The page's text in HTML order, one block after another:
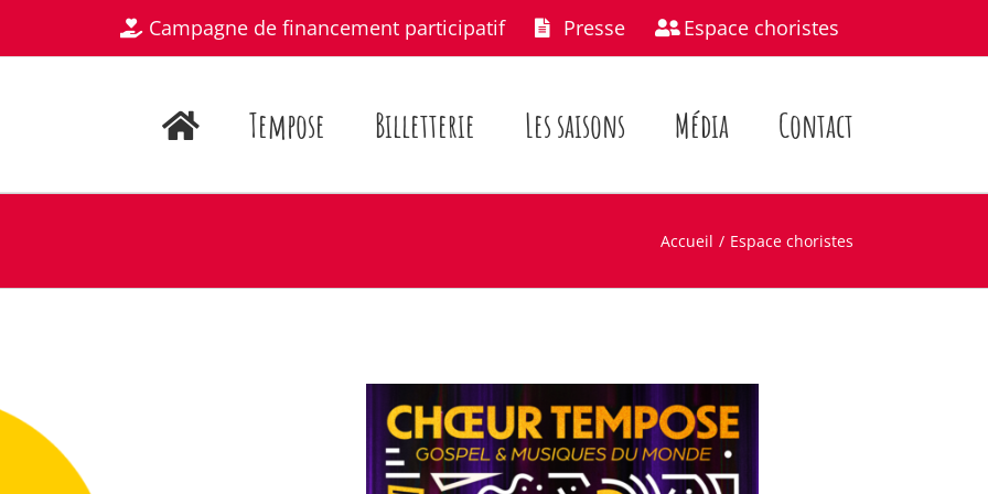
Campagne de financement participatif Presse Espace choristes
Tempose Billetterie Les saisons Média Contact
Accueil Espace choristes